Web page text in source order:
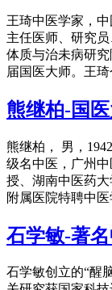
王琦中医学家，
主任医师、研究
体质与治未病研
届国医大师。王
熊继柏-国
熊继柏， 男，
级名中医，广州
授、湖南中医药
附属医院特聘中
石学敏-著
石学敏创立的“醒